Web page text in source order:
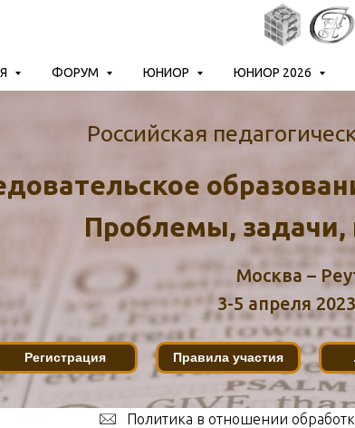
ФОРУМ ЮНИОР ЮНИОР 2026
Российская
Проблемы, задачи,
Москва –
3-5 апреля
Регистрация Правила участия
Политика в отношении